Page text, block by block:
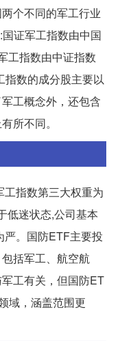
个不同的军工行业
证军工指数由中国
工指数由中证指数
指数的成分股主要以
工概念外，还包含
所不同。
指数第三大权重为
低迷状态,公司基本
。国防ETF主要投
括军工、航空航
工有关，但国防ET
域，涵盖范围更